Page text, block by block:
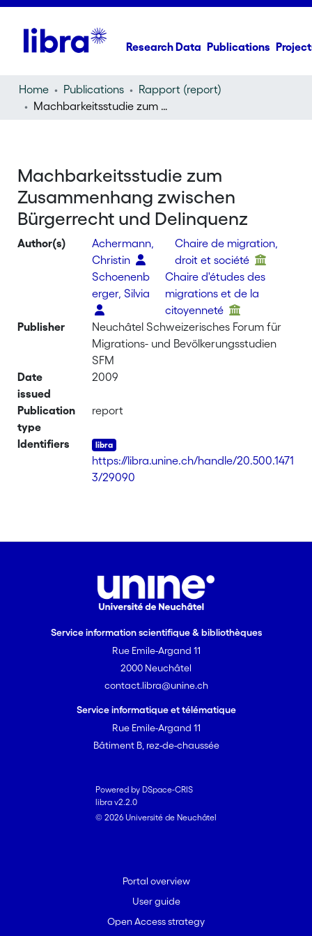
Research Data Publications
Home Publications
Rapport (report)
Machbarkeitsstudie zum Zusammenhang zwischen Bürgerrecht und Delinquenz
Machbarkeitsstudie zum
Zusammenhang zwischen
Bürgerrecht und Delinquenz
Author(s)
Achermann,
Christin
Chaire de migration,
droit et société
Schoenenb
erger, Silvia
Chaire d'études des
migrations et de la
citoyenneté
Publisher
Neuchâtel Schweizerisches Forum für
Migrations- und Bevölkerungsstudien
SFM
Date
issued
2009
Publication
type
report
Identifiers
https://libra.unine.ch/handle/20.500.1471
3/29090
Service information scientifique & bibliothèques
Rue Emile-Argand 11
2000 Neuchâtel
contact.libra@unine.ch
Service informatique et télématique
Rue Emile-Argand 11
Bâtiment B, rez-de-chaussée
Powered by DSpace-CRIS
libra v2.2.0
© 2026 Université de Neuchâtel
Portal overview
User guide
Open Access strategy